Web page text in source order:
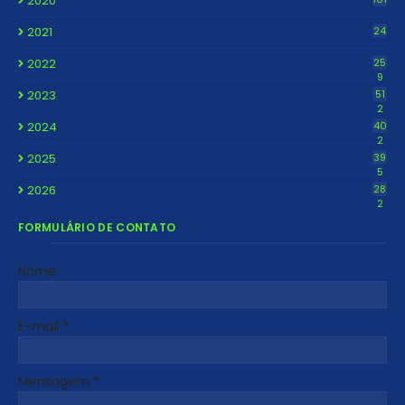
2021 24
2022
25
9
2023
51
2
2024
40
2
2025
39
5
2026
28
2
FORMULÁRIO DE CONTATO
Nome
E-mail *
Mensagem *